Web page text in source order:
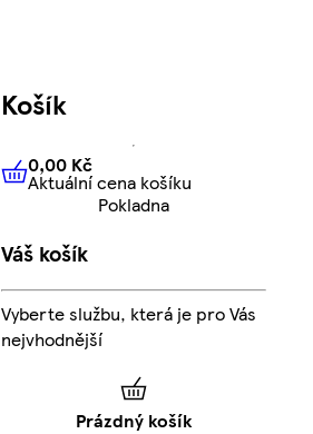
Košík
0,00 KčAktuální cena košíku
0,00 Kč
Aktuální cena košíku
Pokladna
Váš košík
Vyberte službu, která je pro Vás
nejvhodnější
Prázdný košík